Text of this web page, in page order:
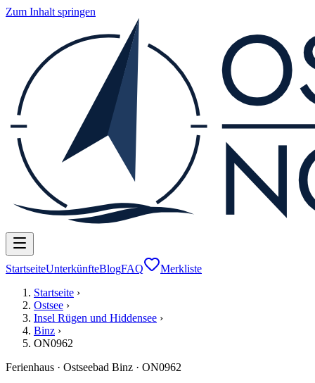
Zum Inhalt springen
StartseiteUnterkünfteBlogFAQ
Merkliste
Startseite ›
Ostsee ›
Insel Rügen und Hiddensee ›
Binz ›
ON0962
Ferienhaus · Ostseebad Binz · ON0962